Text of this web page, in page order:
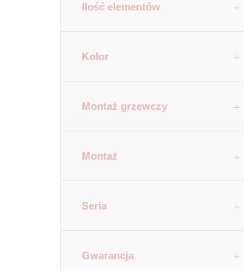
Ilość elementów
Kolor
Montaż grzewczy
Montaż
Seria
Gwarancja